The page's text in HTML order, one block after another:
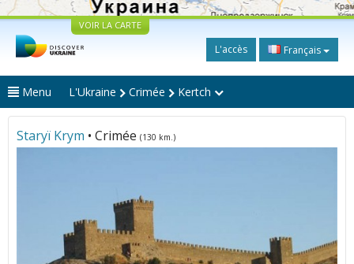
VOIR LA CARTE
L'accès Français
Menu L'Ukraine Crimée Kertch
Staryï Krym • Crimée (130 km.)